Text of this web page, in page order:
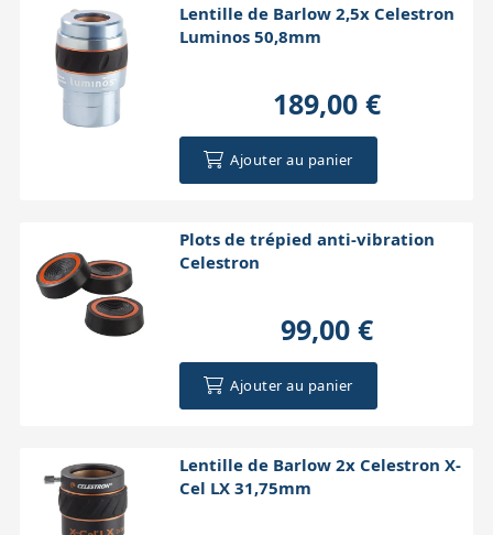
Lentille de Barlow 2,5x Celestron
Luminos 50,8mm
189,00 €
Ajouter au panier
Plots de trépied anti-vibration
Celestron
99,00 €
Ajouter au panier
Lentille de Barlow 2x Celestron X-
Cel LX 31,75mm